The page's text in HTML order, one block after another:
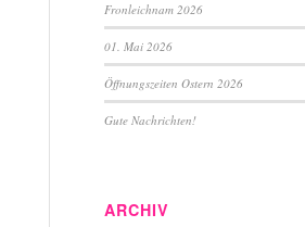
Fronleichnam 2026
01. Mai 2026
Öffnungszeiten Ostern 2026
Gute Nachrichten!
ARCHIV